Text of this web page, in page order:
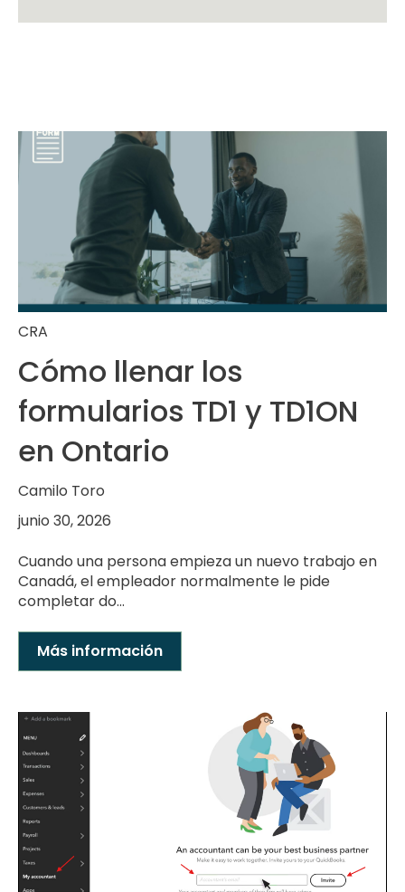
CRA
Cómo llenar los
formularios TD1 y TD1ON
en Ontario
Camilo Toro
junio 30, 2026
Cuando una persona empieza un nuevo trabajo en
Canadá, el empleador normalmente le pide
completar do...
Más información